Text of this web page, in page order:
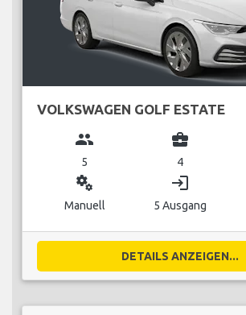
VOLKSWAGEN GOLF ESTATE
group
5
business_center
4
miscellaneous_services
Manuell
login
5 Ausgang
DETAILS ANZEIGEN...